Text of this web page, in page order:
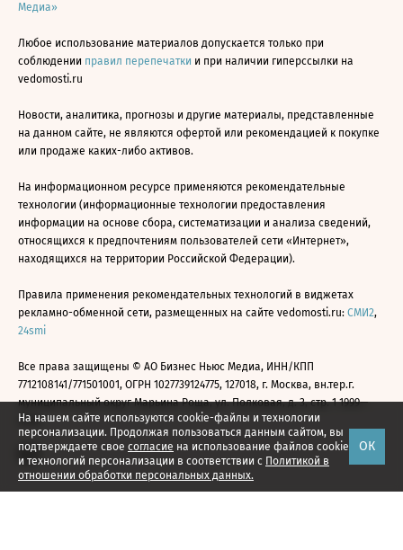
На нашем сайте используются cookie-файлы и технологии
персонализации. Продолжая пользоваться данным сайтом, вы
подтверждаете свое согласие на использование файлов cookie
и технологий персонализации в соответствии с Политикой в
отношении обработки персональных данных.
ОК
Медиа»
Любое использование материалов допускается только при
соблюдении правил перепечатки и при наличии гиперссылки на
vedomosti.ru
Новости, аналитика, прогнозы и другие материалы, представленные
на данном сайте, не являются офертой или рекомендацией к покупке
или продаже каких-либо активов.
На информационном ресурсе применяются рекомендательные
технологии (информационные технологии предоставления
информации на основе сбора, систематизации и анализа сведений,
относящихся к предпочтениям пользователей сети «Интернет»,
находящихся на территории Российской Федерации).
Правила применения рекомендательных технологий в виджетах
рекламно-обменной сети, размещенных на сайте vedomosti.ru: СМИ2,
24smi
Все права защищены © АО Бизнес Ньюс Медиа, ИНН/КПП
7712108141/771501001, ОГРН 1027739124775, 127018, г. Москва, вн.тер.г.
муниципальный округ Марьина Роща, ул. Полковая, д. 3, стр. 1 1999—
2026